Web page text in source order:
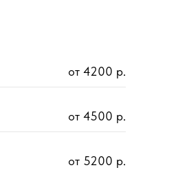
от 4200 р.
от 4500 р.
от 5200 р.